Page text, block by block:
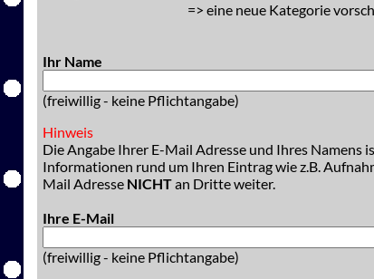
=> eine neue Kategorie
Ihr Name
(freiwillig - keine Pflichtangabe)
Hinweis
Die Angabe Ihrer E-Mail Adresse und Ihres Namens
Informationen rund um Ihren Eintrag wie z.B.
Mail Adresse NICHTan Dritte weiter.
Ihre E-Mail
(freiwillig - keine Pflichtangabe)